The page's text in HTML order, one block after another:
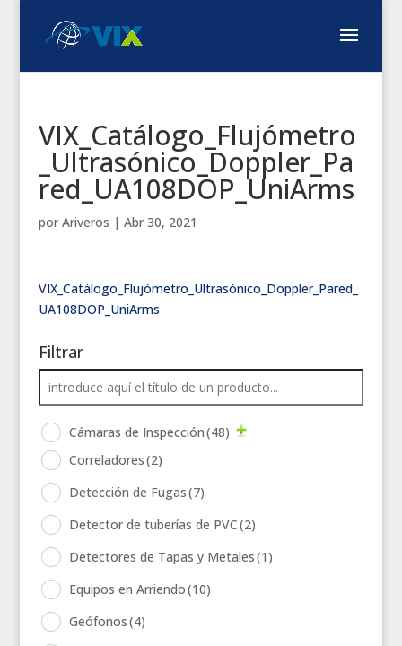
VIX_Catálogo_Flujómetro
_Ultrasónico_Doppler_Pa
red_UA108DOP_UniArms
por Ariveros | Abr 30, 2021
VIX_Catálogo_Flujómetro_Ultrasónico_Doppler_Pared_
UA108DOP_UniArms
Filtrar
Cámaras de Inspección(48)
Correladores(2)
Detección de Fugas(7)
Detector de tuberías de PVC(2)
Detectores de Tapas y Metales(1)
Equipos en Arriendo(10)
Geófonos(4)